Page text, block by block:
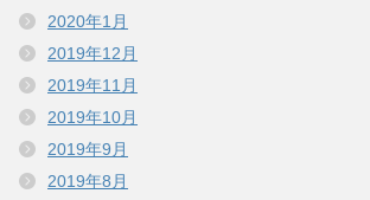
2020年1月
2019年12月
2019年11月
2019年10月
2019年9月
2019年8月